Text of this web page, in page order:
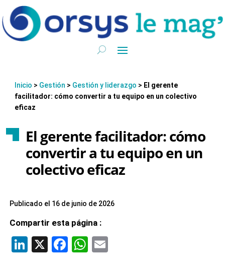
Inicio > Gestión > Gestión y liderazgo > El gerente
facilitador: cómo convertir a tu equipo en un colectivo
eficaz
El gerente facilitador: cómo
convertir a tu equipo en un
colectivo eficaz
Publicado el 16 de junio de 2026
Compartir esta página :
LinkedIn
X Facebook
WhatsApp